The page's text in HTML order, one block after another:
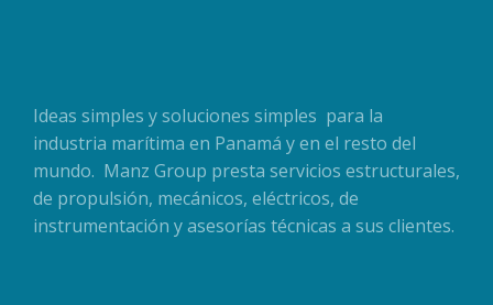
Ideas simples y soluciones simples para la
industria marítima en Panamá y en el resto del
mundo. Manz Group presta servicios estructurales,
de propulsión, mecánicos, eléctricos, de
instrumentación y asesorías técnicas a sus clientes.